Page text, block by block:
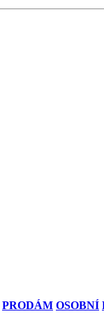
PRODÁM OSOBNÍ